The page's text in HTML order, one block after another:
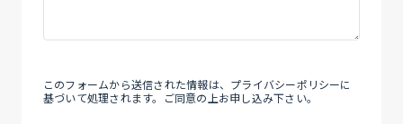
このフォームから送信された情報は、 プライバシーポリシーに
基づいて処理されます。ご同意の上お申し込み下さい。